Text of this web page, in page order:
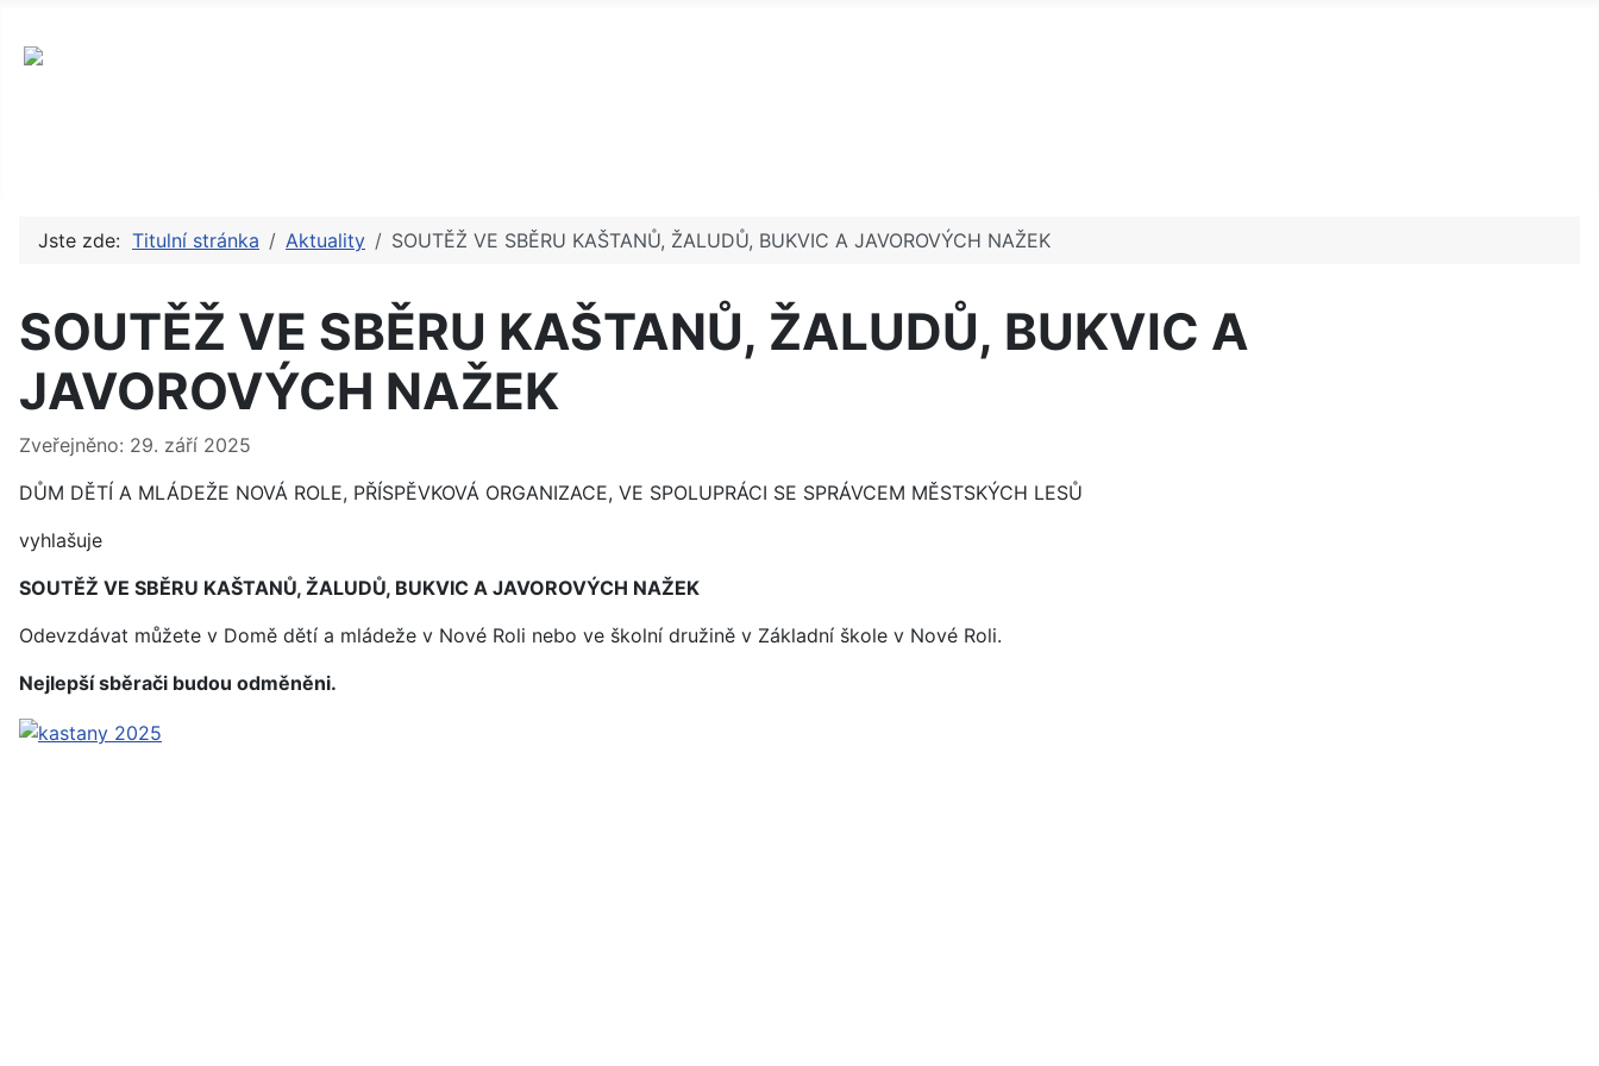
Jste zde: Titulní stránka Aktuality SOUTĚŽ VE SBĚRU KAŠTANŮ, ŽALUDŮ, BUKVIC A JAVOROVÝCH NAŽEK
SOUTĚŽ VE SBĚRU KAŠTANŮ, ŽALUDŮ, BUKVIC A
JAVOROVÝCH NAŽEK
Základní údaje
Zveřejněno: 29. září 2025
DŮM DĚTÍ A MLÁDEŽE NOVÁ ROLE, PŘÍSPĚVKOVÁ ORGANIZACE, VE SPOLUPRÁCI SE SPRÁVCEM MĚSTSKÝCH LESŮ
vyhlašuje
SOUTĚŽ VE SBĚRU KAŠTANŮ, ŽALUDŮ, BUKVIC A JAVOROVÝCH NAŽEK
Odevzdávat můžete v Domě dětí a mládeže v Nové Roli nebo ve školní družině v Základní škole v Nové Roli.
Nejlepší sběrači budou odměněni.